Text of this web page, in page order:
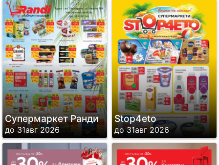
Супермаркет Ранди
до 31авг 2026
Stop4eto
до 31авг 2026